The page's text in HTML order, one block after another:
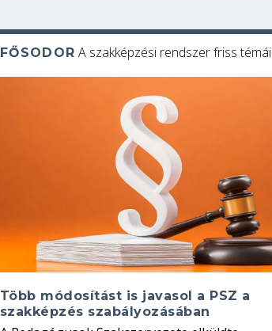
FŐSODOR A szakképzési rendszer friss témái
Több módosítást is javasol a PSZ a
szakképzés szabályozásában